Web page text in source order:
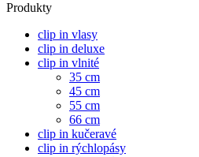
Produkty
clip in vlasy
clip in deluxe
clip in vlnité
35 cm
45 cm
55 cm
66 cm
clip in kučeravé
clip in rýchlopásy